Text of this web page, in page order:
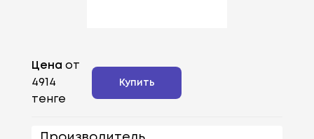
Цена от
4914
тенге
Купить